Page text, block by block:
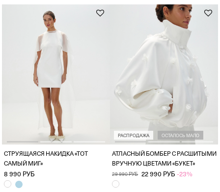
СТРУЯЩАЯСЯ НАКИДКА «ТОТ
САМЫЙ МИГ»
8 990 РУБ
РАСПРОДАЖА ОСТАЛОСЬ МАЛО
АТЛАСНЫЙ БОМБЕР С РАСШИТЫМИ
ВРУЧНУЮ ЦВЕТАМИ «БУКЕТ»
29 990 РУБ 22 990 РУБ -23%